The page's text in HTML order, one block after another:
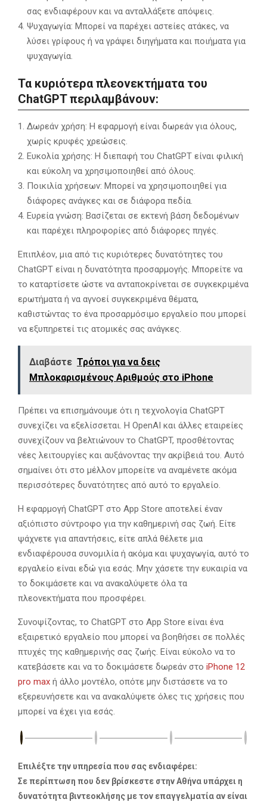
σας ενδιαφέρουν και να ανταλλάξετε απόψεις.
Ψυχαγωγία: Μπορεί να παρέχει αστείες ατάκες, να
λύσει γρίφους ή να γράψει διηγήματα και ποιήματα για
ψυχαγωγία.
Τα κυριότερα πλεονεκτήματα του
ChatGPT περιλαμβάνουν:
Δωρεάν χρήση: Η εφαρμογή είναι δωρεάν για όλους,
χωρίς κρυφές χρεώσεις.
Ευκολία χρήσης: Η διεπαφή του ChatGPT είναι φιλική
και εύκολη να χρησιμοποιηθεί από όλους.
Ποικιλία χρήσεων: Μπορεί να χρησιμοποιηθεί για
διάφορες ανάγκες και σε διάφορα πεδία.
Ευρεία γνώση: Βασίζεται σε εκτενή βάση δεδομένων
και παρέχει πληροφορίες από διάφορες πηγές.
Επιπλέον, μια από τις κυριότερες δυνατότητες του
ChatGPT είναι η δυνατότητα προσαρμογής. Μπορείτε να
το καταρτίσετε ώστε να ανταποκρίνεται σε συγκεκριμένα
ερωτήματα ή να αγνοεί συγκεκριμένα θέματα,
καθιστώντας το ένα προσαρμόσιμο εργαλείο που μπορεί
να εξυπηρετεί τις ατομικές σας ανάγκες.
Διαβάστε Τρόποι για να δεις
Μπλοκαρισμένους Αριθμούς στο iPhone
Πρέπει να επισημάνουμε ότι η τεχνολογία ChatGPT
συνεχίζει να εξελίσσεται. Η OpenAI και άλλες εταιρείες
συνεχίζουν να βελτιώνουν το ChatGPT, προσθέτοντας
νέες λειτουργίες και αυξάνοντας την ακρίβειά του. Αυτό
σημαίνει ότι στο μέλλον μπορείτε να αναμένετε ακόμα
περισσότερες δυνατότητες από αυτό το εργαλείο.
Η εφαρμογή ChatGPT στο App Store αποτελεί έναν
αξιόπιστο σύντροφο για την καθημερινή σας ζωή. Είτε
ψάχνετε για απαντήσεις, είτε απλά θέλετε μια
ενδιαφέρουσα συνομιλία ή ακόμα και ψυχαγωγία, αυτό το
εργαλείο είναι εδώ για εσάς. Μην χάσετε την ευκαιρία να
το δοκιμάσετε και να ανακαλύψετε όλα τα
πλεονεκτήματα που προσφέρει.
Συνοψίζοντας, το ChatGPT στο App Store είναι ένα
εξαιρετικό εργαλείο που μπορεί να βοηθήσει σε πολλές
πτυχές της καθημερινής σας ζωής. Είναι εύκολο να το
κατεβάσετε και να το δοκιμάσετε δωρεάν στο iPhone 12
pro max ή άλλο μοντέλο, οπότε μην διστάσετε να το
εξερευνήσετε και να ανακαλύψετε όλες τις χρήσεις που
μπορεί να έχει για εσάς.
Επιλέξτε την υπηρεσία που σας ενδιαφέρει:
Σε περίπτωση που δεν βρίσκεστε στην Αθήνα υπάρχει η
δυνατότητα βιντεοκλήσης με τον επαγγελματία αν είναι